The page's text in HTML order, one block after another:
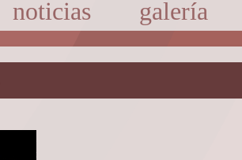
noticias galería